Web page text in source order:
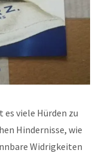
viele Hürden zu
Hindernisse, wie
Widrigkeiten